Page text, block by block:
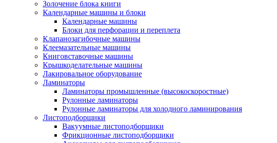
Золочение блока книги
Календарные машины и блоки
Календарные машины
Блоки для перфорации и переплета
Клапанозагибочные машины
Клеемазательные машины
Книговставочные машины
Крышкоделательные машины
Лакировальное оборудование
Ламинаторы
Ламинаторы промышленные (высокоскоростные)
Рулонные ламинаторы
Рулонные ламинаторы для холодного ламинирования
Листоподборщики
Вакуумные листоподборщики
Фрикционные листоподборщики